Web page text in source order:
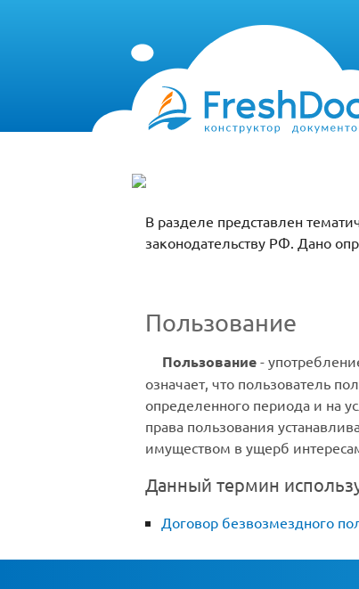
В разделе представлен
законодательству РФ. Дано
Пользование
Пользование-
означает, что пользователь
определенного периода и на
права пользования
имуществом в ущерб
Данный термин
Договор безвозмездного